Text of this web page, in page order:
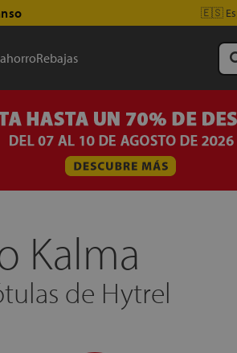
Rebajas
Kalma
de Hytrel